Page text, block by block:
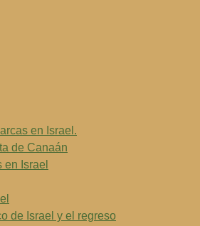
en Israel.
de Canaán
Israel
de Israel y el regreso